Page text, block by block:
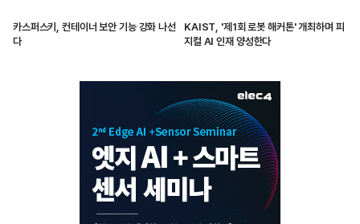
카스퍼스키, 컨테이너 보안 기능 강화 나선
다
KAIST, '제1회 로봇 해커톤' 개최하며 피
지컬 AI 인재 양성한다